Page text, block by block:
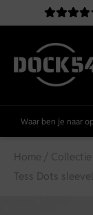
Home / Collectie
Tess Dots